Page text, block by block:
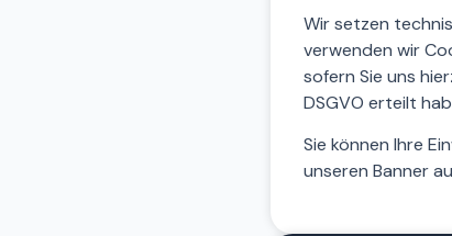
Wir setzen
verwenden wir
sofern Sie uns
DSGVO erteilt
Sie können Ihre
unseren Banner